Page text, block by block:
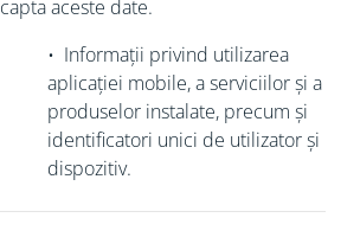
capta aceste date.
• Informații privind utilizarea
aplicației mobile, a serviciilor și a
produselor instalate, precum și
identificatori unici de utilizator și
dispozitiv.